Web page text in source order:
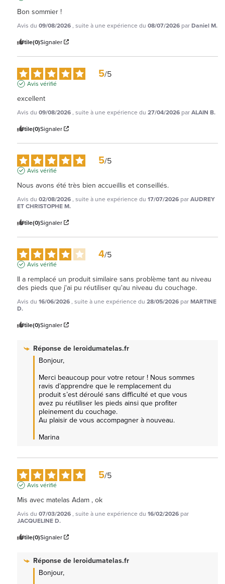
Bon sommier !
Avis du 09/08/2026, suite à une expérience du 08/07/2026 parDaniel M.
Utile(0)Signaler
5/5
Avis vérifié
excellent
Avis du 09/08/2026, suite à une expérience du 27/04/2026 parALAIN B.
Utile(0)Signaler
5/5
Avis vérifié
Nous avons été très bien accueillis et conseillés.
Avis du 02/08/2026, suite à une expérience du 17/07/2026 parAUDREY
ET CHRISTOPHE M.
Utile(0)Signaler
4/5
Avis vérifié
Il a remplacé un produit similaire sans problème tant au niveau
des pieds que j'ai pu réutiliser qu'au niveau du couchage.
Avis du 16/06/2026, suite à une expérience du 28/05/2026 parMARTINE
D.
Utile(0)Signaler
Réponse deleroidumatelas.fr
Bonjour,
Merci beaucoup pour votre retour ! Nous sommes
ravis d’apprendre que le remplacement du
produit s’est déroulé sans difficulté et que vous
avez pu réutiliser les pieds ainsi que profiter
pleinement du couchage.
Au plaisir de vous accompagner à nouveau.
Marina
5/5
Avis vérifié
Mis avec matelas Adam , ok
Avis du 07/03/2026, suite à une expérience du 16/02/2026 par
JACQUELINE D.
Utile(0)Signaler
Réponse deleroidumatelas.fr
Bonjour,